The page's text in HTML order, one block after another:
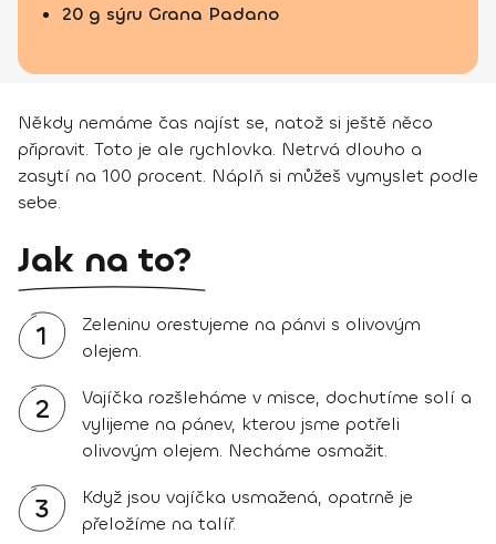
20 g sýru Grana Padano
Někdy nemáme čas najíst se, natož si ještě něco
připravit. Toto je ale rychlovka. Netrvá dlouho a
zasytí na 100 procent. Náplň si můžeš vymyslet podle
sebe.
Jak na to?
1
Zeleninu orestujeme na pánvi s olivovým
olejem.
2
Vajíčka rozšleháme v misce, dochutíme solí a
vylijeme na pánev, kterou jsme potřeli
olivovým olejem. Necháme osmažit.
3
Když jsou vajíčka usmažená, opatrně je
přeložíme na talíř.